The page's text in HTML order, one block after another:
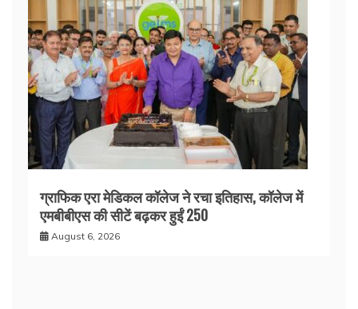
ग्राफिक एरा मेडिकल कॉलेज ने रचा इतिहास, कॉलेज में
एमबीबीएस की सीटें बढ़कर हुईं 250
August 6, 2026